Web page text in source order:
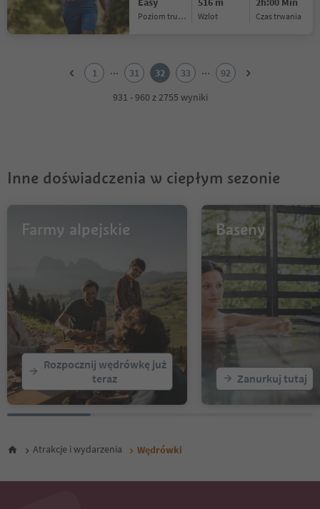
Poziom trudności Wzlot czas trwania
10
12
17
18
19
21
22
23
24
25
26
29
31
1 ... 31 32 33 ...
92
931 - 960 z 2755 wyniki
Inne doświadczenia w ciepłym sezonie
Farmy alpejskie
Rozpocznij wędrówkę już
teraz
Baseny
Zanurkuj tutaj
Atrakcje i wydarzenia Wędrówki